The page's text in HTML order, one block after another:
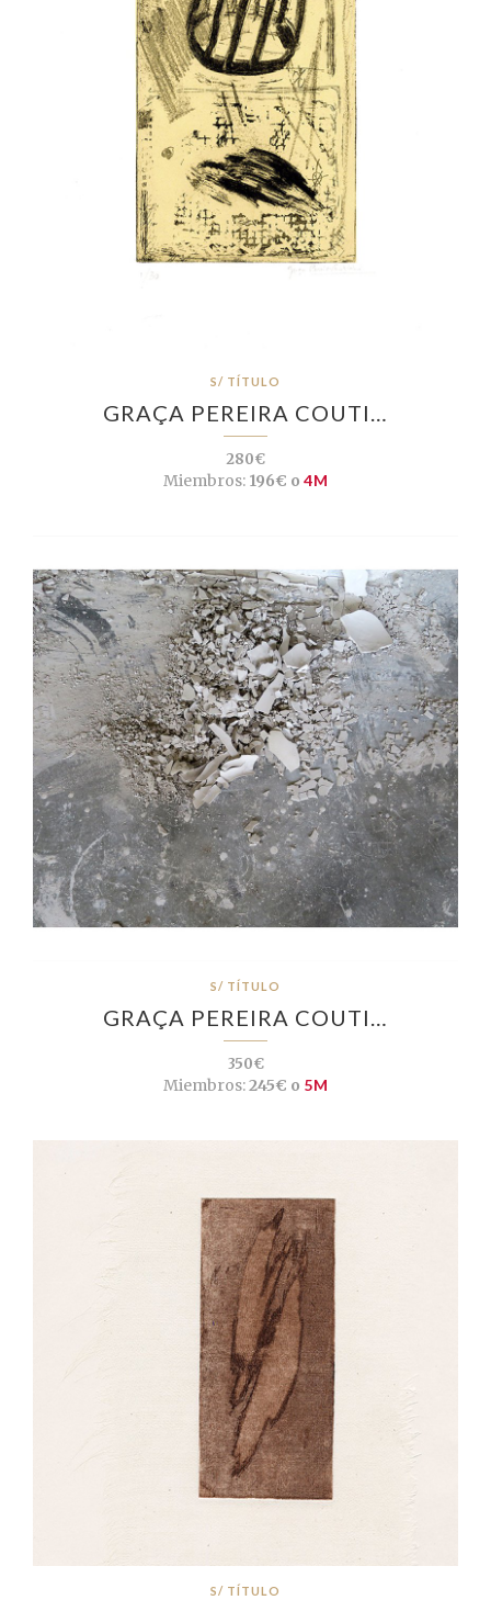
S/ TÍTULO
GRAÇA PEREIRA COUTI…
280€
Miembros:196€ o 4M
S/ TÍTULO
GRAÇA PEREIRA COUTI…
350€
Miembros:245€ o 5M
S/ TÍTULO